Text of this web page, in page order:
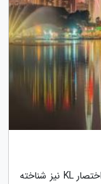
راهنمای جامع سفر به کوالالامپورکوالالامپور که به اختصار KL نیز شناخته